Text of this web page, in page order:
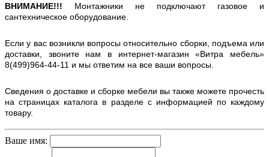
ВНИМАНИЕ!!! Монтажники не подключают газовое и
сантехническое оборудование.
Если у вас возникли вопросы относительно сборки, подъема или
доставки, звоните нам в интернет-магазин «Витра мебель»
8(499)964-44-11 и мы ответим на все ваши вопросы.
Сведения о доставке и сборке мебели вы также можете прочесть
на страницах каталога в разделе с информацией по каждому
товару.
Ваше имя: